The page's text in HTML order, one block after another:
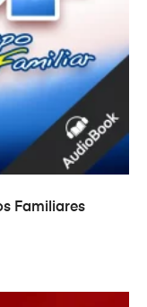
Familiares